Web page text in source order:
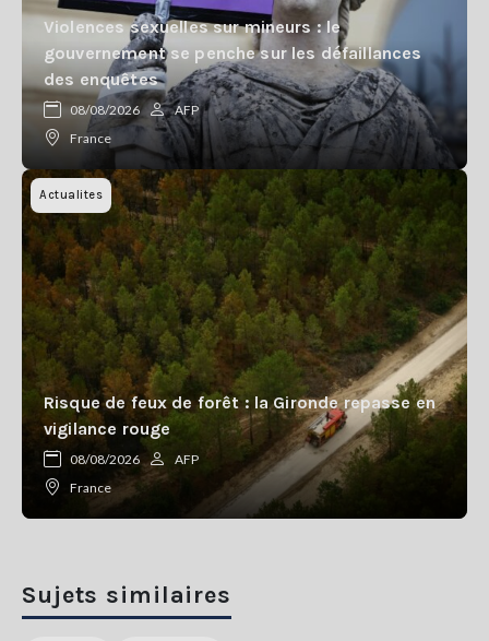
Violences sexuelles sur mineurs : le
gouvernement se penche sur les défaillances
des enquêtes
08/08/2026
AFP
France
Actualites
Risque de feux de forêt : la Gironde repasse en
vigilance rouge
08/08/2026
AFP
France
Sujets similaires